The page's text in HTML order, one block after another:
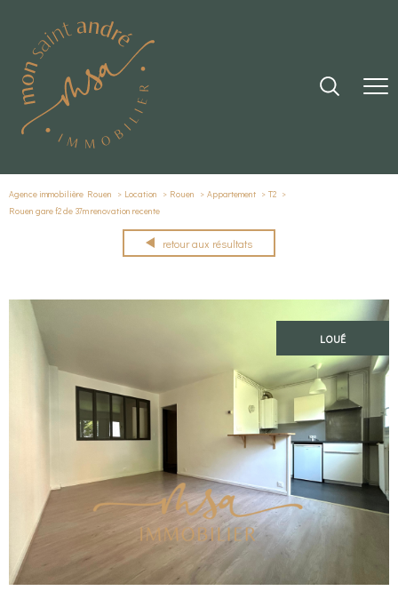
Agence immobilière Rouen Location Rouen Appartement
T2
Rouen gare f2 de 37m renovation recente
retour aux résultats
LOUÉ